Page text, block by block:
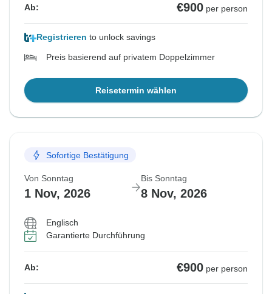
Ab: €900 per person
Registrieren to unlock savings
Preis basierend auf privatem Doppelzimmer
Reisetermin wählen
Sofortige Bestätigung
Von Sonntag
1 Nov, 2026
Bis Sonntag
8 Nov, 2026
Englisch
Garantierte Durchführung
Ab: €900 per person